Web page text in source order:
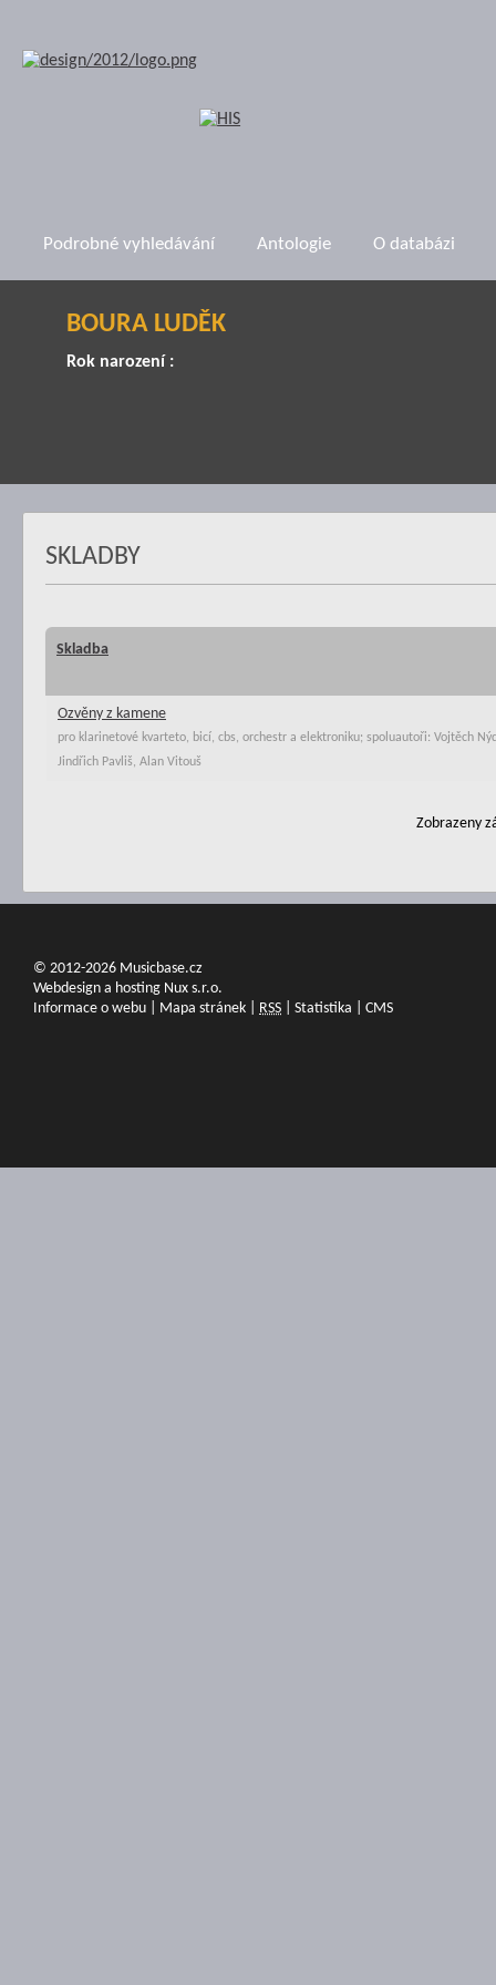
Podrobné vyhledávání Antologie O databázi
BOURA LUDĚK
Rok narození :
SKLADBY
Skladba
Ozvěny z kamene
pro klarinetové kvarteto, bicí, cbs, orchestr a elektroniku; spoluautoři: Vojtěch
Jindřich Pavliš, Alan Vitouš
Zobrazeny
© 2012-2026 Musicbase.cz
Webdesign a hosting Nux s.r.o.
Informace o webu
Mapa stránek RSS Statistika CMS